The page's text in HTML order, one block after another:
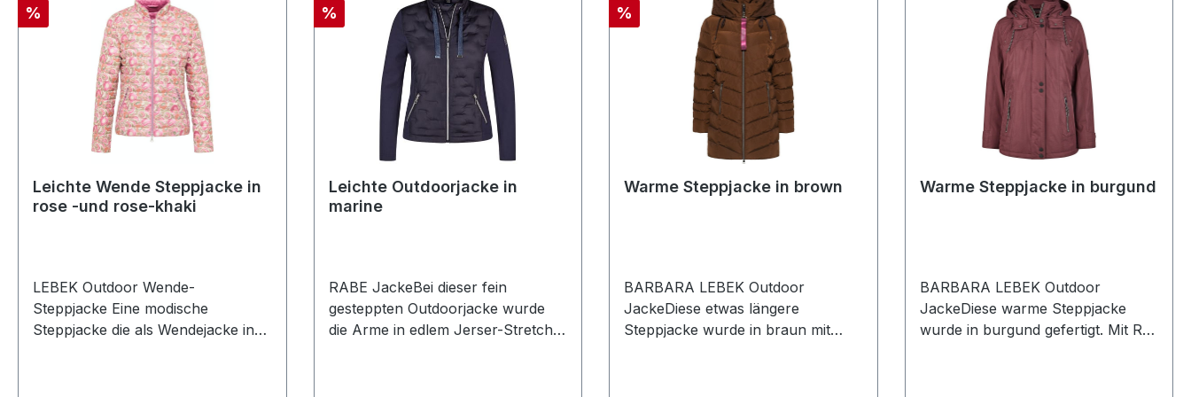
° waschbarModell Nr.:
50370062Farbe: 122
Rabatt
%
Leichte Wende Steppjacke in
rose -und rose-khaki
LEBEK Outdoor Wende-
Steppjacke Eine modische
Steppjacke die als Wendejacke in
Rabatt
%
Leichte Outdoorjacke in
marine
RABE JackeBei dieser fein
gesteppten Outdoorjacke wurde
die Arme in edlem Jerser-Stretch
Rabatt
%
Warme Steppjacke in brown
BARBARA LEBEK Outdoor
JackeDiese etwas längere
Steppjacke wurde in braun mit
Warme Steppjacke in burgund
BARBARA LEBEK Outdoor
JackeDiese warme Steppjacke
wurde in burgund gefertigt. Mit R-V